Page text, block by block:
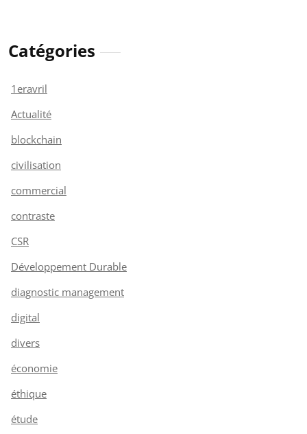
Catégories
1eravril
Actualité
blockchain
civilisation
commercial
contraste
CSR
Développement Durable
diagnostic management
digital
divers
économie
éthique
étude